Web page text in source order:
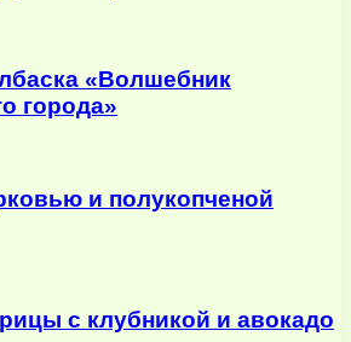
«Волшебник
города»
и полукопченой
с клубникой и авокадо